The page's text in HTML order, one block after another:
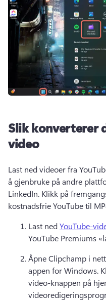
Slik konverterer
video
Last ned videoer fra
å gjenbruke på andre
LinkedIn. Klikk på
kostnadsfrie YouTube til
Last ned YouTube-
YouTube Premiums
Åpne Clipchamp i
appen for Windows.
video-knappen på